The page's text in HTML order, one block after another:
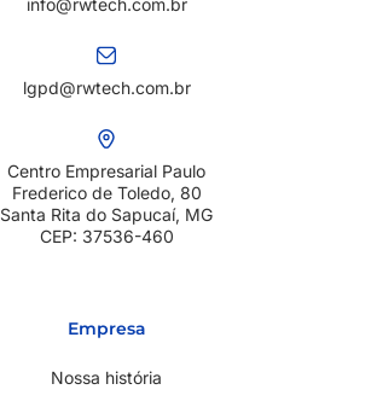
info@rwtech.com.br
lgpd@rwtech.com.br
Centro Empresarial Paulo
Frederico de Toledo, 80
Santa Rita do Sapucaí, MG
CEP: 37536-460
Empresa
Nossa história